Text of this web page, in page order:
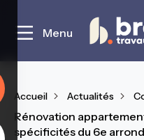
Curage et
Menu
Accueil Actualités
Rénovation
spécificités du 6e